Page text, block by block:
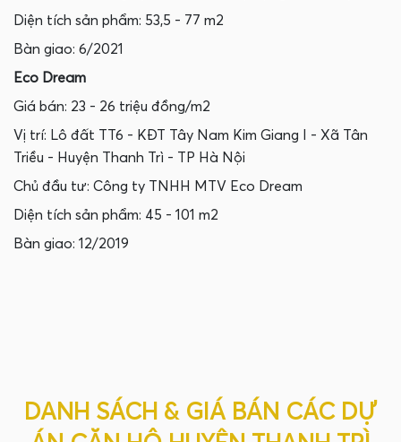
Diện tích sản phẩm: 53,5 - 77 m2
Bàn giao: 6/2021
Eco Dream
Giá bán: 23 - 26 triệu đồng/m2
Vị trí: Lô đất TT6 - KĐT Tây Nam Kim Giang I - Xã Tân
Triều - Huyện Thanh Trì - TP Hà Nội
Chủ đầu tư: Công ty TNHH MTV Eco Dream
Diện tích sản phẩm: 45 - 101 m2
Bàn giao: 12/2019
DANH SÁCH & GIÁ BÁN CÁC DỰ